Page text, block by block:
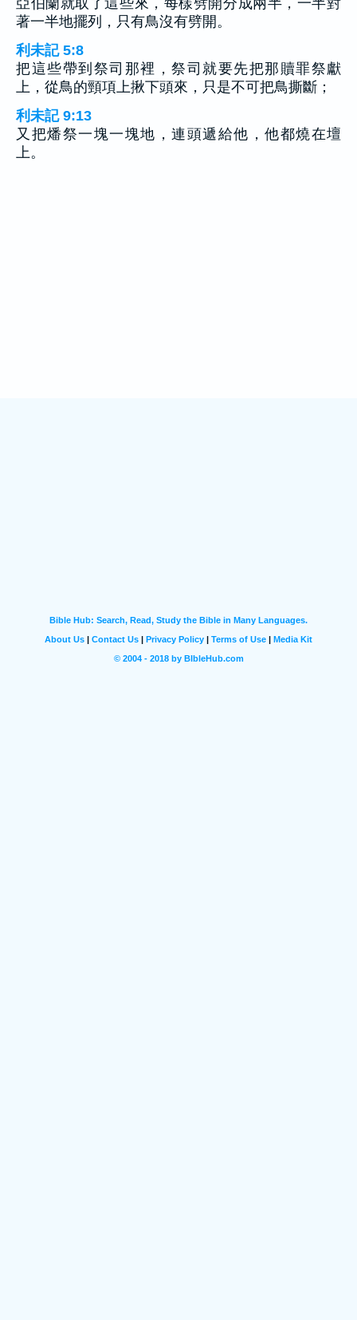
著一半地擺列，只有鳥沒有劈開。
利未記 5:8
把這些帶到祭司那裡，祭司就要先把那贖罪祭獻
上，從鳥的頸項上揪下頭來，只是不可把鳥撕斷；
利未記 9:13
又把燔祭一塊一塊地，連頭遞給他，他都燒在壇
上。